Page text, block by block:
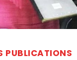
PUBLICATIONS